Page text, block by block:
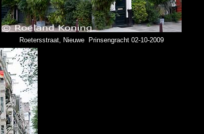
Roetersstraat, Nieuwe Prinsengracht 02-10-2009